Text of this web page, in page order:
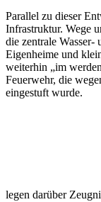
Parallel zu dieser
Infrastruktur. Wege
die zentrale Wasser-
Eigenheime und
weiterhin „im
Feuerwehr, die
eingestuft wurde.
legen darüber